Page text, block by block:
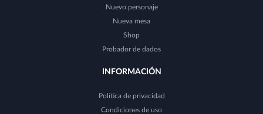
Nuevo personaje
Nueva mesa
Shop
Probador de dados
INFORMACIÓN
Política de privacidad
Condiciones de uso